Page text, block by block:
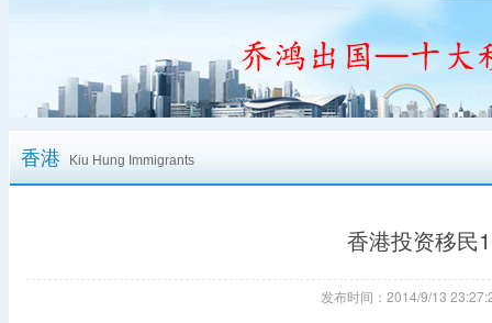
香港 Kiu Hung Immigrants
香港投资移民
发布时间：2014/9/13